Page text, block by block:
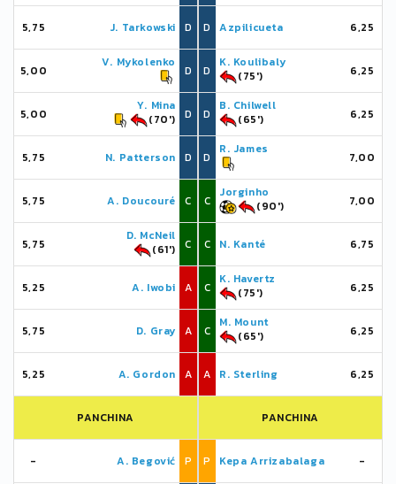
5,75 J. Tarkowski D
5,00
V. Mykolenko
D
5,00
Y. Mina
(70')
D
5,75 N. Patterson D
5,75 A. Doucouré C
5,75
D. McNeil
(61')
C
5,25 A. Iwobi A
5,75 D. Gray A
5,25 A. Gordon A
PANCHINA
- A. Begović P
D Azpilicueta 6,25
D
K. Koulibaly
(75')
6,25
D
B. Chilwell
(65')
6,25
D
R. James
7,00
C
Jorginho
(90')
7,00
C N. Kanté 6,75
C
K. Havertz
(75')
6,25
C
M. Mount
(65')
6,25
A R. Sterling 6,25
PANCHINA
P Kepa Arrizabalaga -